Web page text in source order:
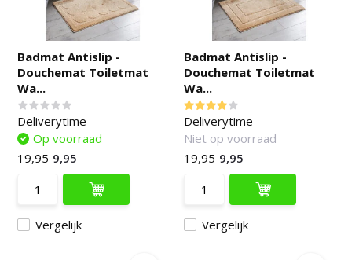
Badmat Antislip -
Douchemat Toiletmat
Wa...
Deliverytime
Vergelijk
Op voorraad
19,95 9,95
Badmat Antislip -
Douchemat Toiletmat
Wa...
Deliverytime
Vergelijk
Niet op voorraad
19,95 9,95